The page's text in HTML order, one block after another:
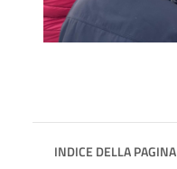
INDICE DELLA PAGINA